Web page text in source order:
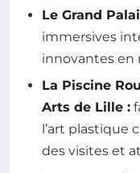
Le Grand
immersives
innovantes en
La Piscine
Arts de Lille :
l’art plastique
des visites et